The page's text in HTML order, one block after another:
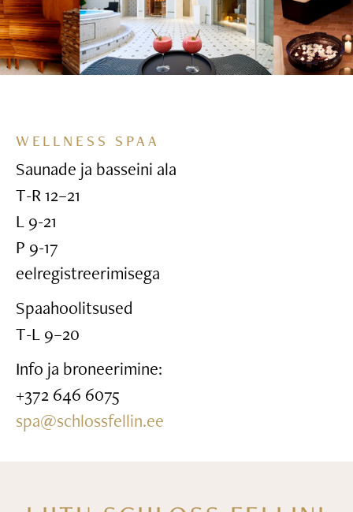
WELLNESS SPAA
Saunade ja basseini ala
T-R 12–21
L 9-21
P 9-17
eelregistreerimisega
Spaahoolitsused
T-L 9–20
Info ja broneerimine:
+372 646 6075
spa@schlossfellin.ee